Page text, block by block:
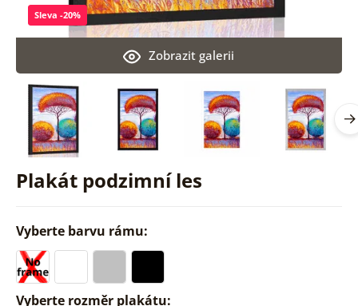
Plakát podzimní les
Zobrazit galerii
Sleva -20%
Vyberte barvu rámu:
Vyberte rozměr plakátu: